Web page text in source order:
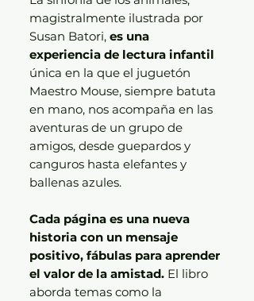
magistralmente ilustrada por
Susan Batori, es una
experiencia de lectura infantil
única en la que el juguetón
Maestro Mouse, siempre batuta
en mano, nos acompaña en las
aventuras de un grupo de
amigos, desde guepardos y
canguros hasta elefantes y
ballenas azules.
Cada página es una nueva
historia con un mensaje
positivo, fábulas para aprender
el valor de la amistad. El libro
aborda temas como la